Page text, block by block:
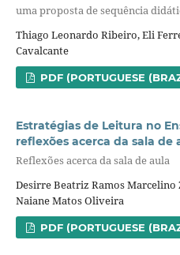
uma proposta de sequência
Thiago Leonardo Ribeiro, Eli
Cavalcante
PDF (PORTUGUESE
Estratégias de Leitura no
reflexões acerca da sala de
Reflexões acerca da sala de aula
Desirre Beatriz Ramos
Naiane Matos Oliveira
PDF (PORTUGUESE